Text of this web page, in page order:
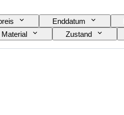
Enddatum
Material Zustand
Original/Nachbau